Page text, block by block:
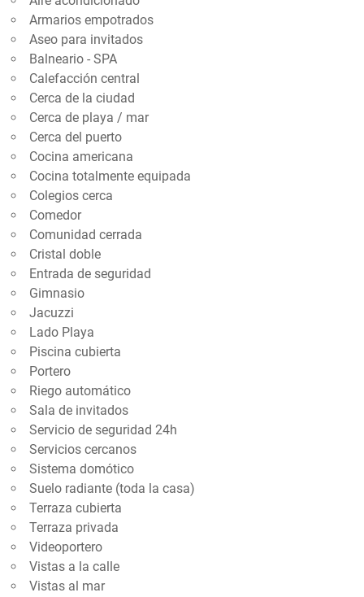
Armarios empotrados
Aseo para invitados
Balneario - SPA
Calefacción central
Cerca de la ciudad
Cerca de playa / mar
Cerca del puerto
Cocina americana
Cocina totalmente equipada
Colegios cerca
Comedor
Comunidad cerrada
Cristal doble
Entrada de seguridad
Gimnasio
Jacuzzi
Lado Playa
Piscina cubierta
Portero
Riego automático
Sala de invitados
Servicio de seguridad 24h
Servicios cercanos
Sistema domótico
Suelo radiante (toda la casa)
Terraza cubierta
Terraza privada
Videoportero
Vistas a la calle
Vistas al mar